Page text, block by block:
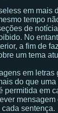
em mais
tempo
de
No
a fim de
um tema
em letras
do que
permitida em
sentença.